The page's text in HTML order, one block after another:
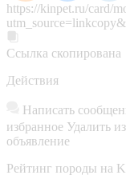
https://kinpet.ru/card/
Ссылка скопирована
Действия
Написать
избранное Удалить
объявление
Рейтинг породы на